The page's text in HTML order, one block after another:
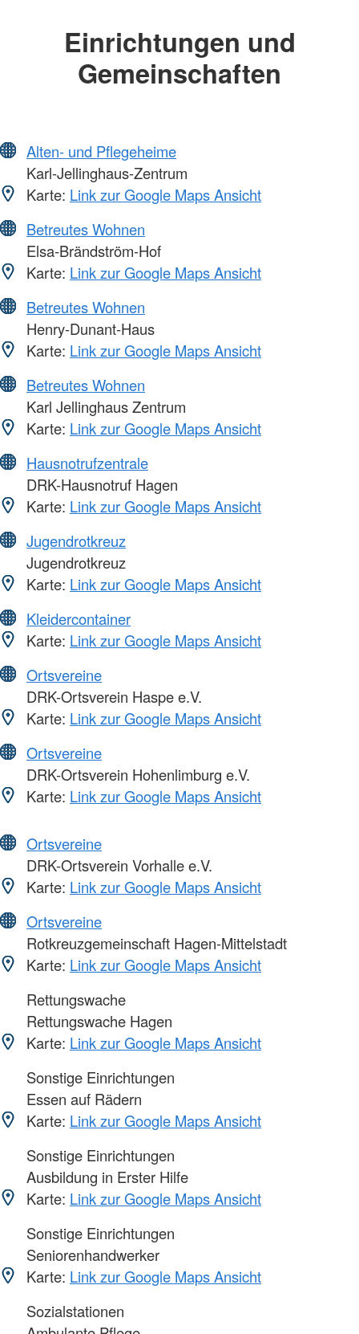
Einrichtungen und
Gemeinschaften
Alten- und Pflegeheime
Karl-Jellinghaus-Zentrum
Karte: Link zur Google Maps Ansicht
Betreutes Wohnen
Elsa-Brändström-Hof
Karte: Link zur Google Maps Ansicht
Betreutes Wohnen
Henry-Dunant-Haus
Karte: Link zur Google Maps Ansicht
Betreutes Wohnen
Karl Jellinghaus Zentrum
Karte: Link zur Google Maps Ansicht
Hausnotrufzentrale
DRK-Hausnotruf Hagen
Karte: Link zur Google Maps Ansicht
Jugendrotkreuz
Jugendrotkreuz
Karte: Link zur Google Maps Ansicht
Kleidercontainer
Karte: Link zur Google Maps Ansicht
Ortsvereine
DRK-Ortsverein Haspe e.V.
Karte: Link zur Google Maps Ansicht
Ortsvereine
DRK-Ortsverein Hohenlimburg e.V.
Karte: Link zur Google Maps Ansicht
Ortsvereine
DRK-Ortsverein Vorhalle e.V.
Karte: Link zur Google Maps Ansicht
Ortsvereine
Rotkreuzgemeinschaft Hagen-Mittelstadt
Karte: Link zur Google Maps Ansicht
Rettungswache
Rettungswache Hagen
Karte: Link zur Google Maps Ansicht
Sonstige Einrichtungen
Essen auf Rädern
Karte: Link zur Google Maps Ansicht
Sonstige Einrichtungen
Ausbildung in Erster Hilfe
Karte: Link zur Google Maps Ansicht
Sonstige Einrichtungen
Seniorenhandwerker
Karte: Link zur Google Maps Ansicht
Sozialstationen